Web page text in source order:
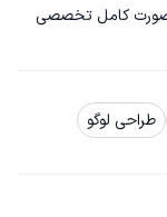
صورت کامل تخصصی
طراحی لوگو